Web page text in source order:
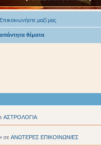
Επικοινωνήστε μαζί μας
θέματα
ΑΣΤΡΟΛΟΓΙΑ
σε ΑΝΩΤΕΡΕΣ ΕΠΙΚΟΙΝΩΝΙΕΣ